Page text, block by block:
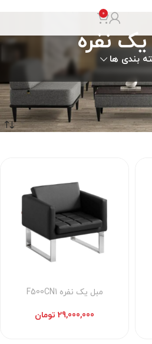
0
نفره
بندی ها
مبل یک نفره F500CN1
29,000,000 تومان